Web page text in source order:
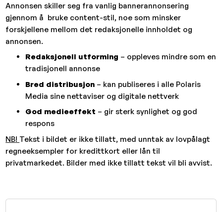
Annonsen skiller seg fra vanlig bannerannonsering
gjennom å bruke content-stil, noe som minsker
forskjellene mellom det redaksjonelle innholdet og
annonsen.
Redaksjonell utforming – oppleves mindre som en
tradisjonell annonse
Bred distribusjon – kan publiseres i alle Polaris
Media sine nettaviser og digitale nettverk
God medieeffekt – gir sterk synlighet og god
respons
NB! Tekst i bildet er ikke tillatt, med unntak av lovpålagt
regneeksempler for kredittkort eller lån til
privatmarkedet. Bilder med ikke tillatt tekst vil bli avvist.